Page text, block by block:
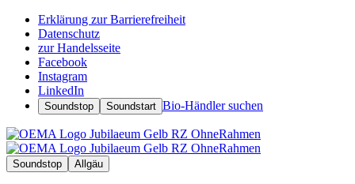
Erklärung zur Barrierefreiheit
Datenschutz
zur Handelsseite
Facebook
Instagram
LinkedIn
Soundstop Soundstart Bio-Händler suchen
Soundstop Allgäu